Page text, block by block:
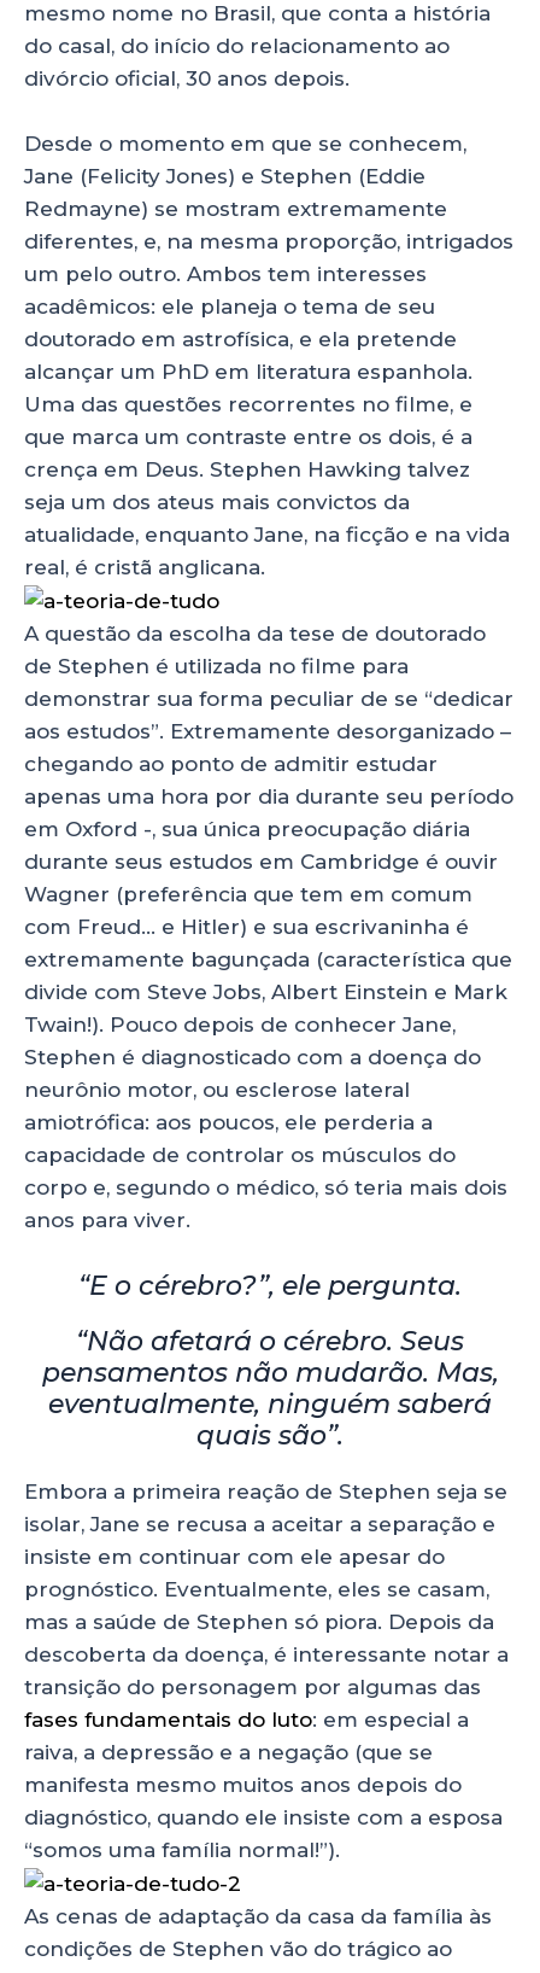
mesmo nome no Brasil, que conta a história
do casal, do início do relacionamento ao
divórcio oficial, 30 anos depois.
Desde o momento em que se conhecem,
Jane (Felicity Jones) e Stephen (Eddie
Redmayne) se mostram extremamente
diferentes, e, na mesma proporção, intrigados
um pelo outro. Ambos tem interesses
acadêmicos: ele planeja o tema de seu
doutorado em astrofísica, e ela pretende
alcançar um PhD em literatura espanhola.
Uma das questões recorrentes no filme, e
que marca um contraste entre os dois, é a
crença em Deus. Stephen Hawking talvez
seja um dos ateus mais convictos da
atualidade, enquanto Jane, na ficção e na vida
real, é cristã anglicana.
A questão da escolha da tese de doutorado
de Stephen é utilizada no filme para
demonstrar sua forma peculiar de se “dedicar
aos estudos”. Extremamente desorganizado –
chegando ao ponto de admitir estudar
apenas uma hora por dia durante seu período
em Oxford -, sua única preocupação diária
durante seus estudos em Cambridge é ouvir
Wagner (preferência que tem em comum
com Freud… e Hitler) e sua escrivaninha é
extremamente bagunçada (característica que
divide com Steve Jobs, Albert Einstein e Mark
Twain!). Pouco depois de conhecer Jane,
Stephen é diagnosticado com a doença do
neurônio motor, ou esclerose lateral
amiotrófica: aos poucos, ele perderia a
capacidade de controlar os músculos do
corpo e, segundo o médico, só teria mais dois
anos para viver.
“E o cérebro?”, ele pergunta.
“Não afetará o cérebro. Seus
pensamentos não mudarão. Mas,
eventualmente, ninguém saberá
quais são”.
Embora a primeira reação de Stephen seja se
isolar, Jane se recusa a aceitar a separação e
insiste em continuar com ele apesar do
prognóstico. Eventualmente, eles se casam,
mas a saúde de Stephen só piora. Depois da
descoberta da doença, é interessante notar a
transição do personagem por algumas das
fases fundamentais do luto: em especial a
raiva, a depressão e a negação (que se
manifesta mesmo muitos anos depois do
diagnóstico, quando ele insiste com a esposa
“somos uma família normal!”).
As cenas de adaptação da casa da família às
condições de Stephen vão do trágico ao